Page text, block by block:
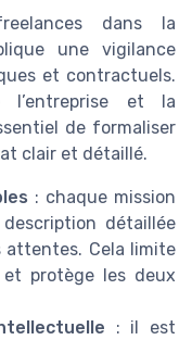
dans la
une vigilance
et contractuels.
et la
de formaliser
clair et détaillé.
: chaque mission
détaillée
attentes. Cela limite
et protège les deux
: il est